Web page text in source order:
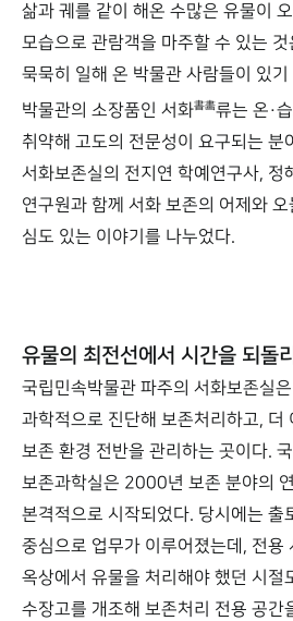
삶과 궤를 같이 해온 수많은 유물이
모습으로 관람객을 마주할 수 있는
묵묵히 일해 온 박물관 사람들이 있기
박물관의 소장품인 서화書畵류는 온·
취약해 고도의 전문성이 요구되는 분
서화보존실의 전지연 학예연구사, 정
연구원과 함께 서화 보존의 어제와
심도 있는 이야기를 나누었다.
유물의 최전선에서 시간을 되돌
국립민속박물관 파주의 서화보존실
과학적으로 진단해 보존처리하고, 더
보존 환경 전반을 관리하는 곳이다.
보존과학실은 2000년 보존 분야의
본격적으로 시작되었다. 당시에는 출
중심으로 업무가 이루어졌는데, 전용
옥상에서 유물을 처리해야 했던 시
수장고를 개조해 보존처리 전용 공간